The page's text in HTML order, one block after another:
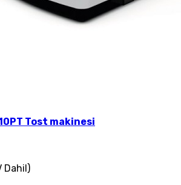
Tost makinesi
Dahil)